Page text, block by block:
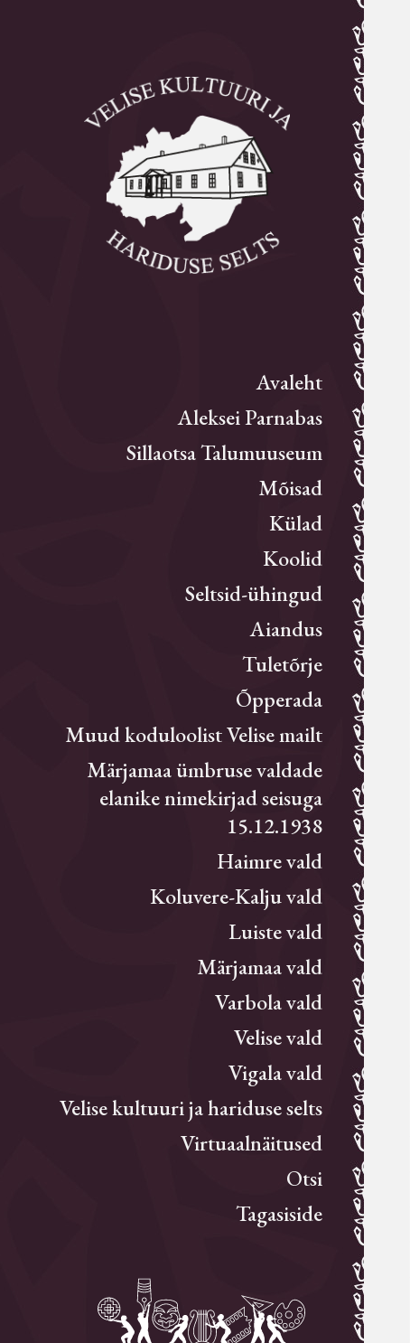
Avaleht
Aleksei Parnabas
Sillaotsa Talumuuseum
Mõisad
Külad
Koolid
Seltsid-ühingud
Aiandus
Tuletõrje
Õpperada
Muud koduloolist Velise mailt
Märjamaa ümbruse valdade
elanike nimekirjad seisuga
15.12.1938
Haimre vald
Koluvere-Kalju vald
Luiste vald
Märjamaa vald
Varbola vald
Velise vald
Vigala vald
Velise kultuuri ja hariduse selts
Virtuaalnäitused
Otsi
Tagasiside